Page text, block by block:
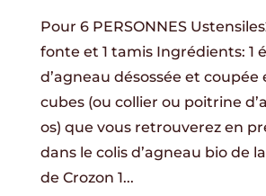
Pour 6 PERSONNES
fonte et 1 tamis Ingrédients: 1
d’agneau désossée et coupée
cubes (ou collier ou poitrine
os) que vous retrouverez en
dans le colis d’agneau bio de
de Crozon 1...